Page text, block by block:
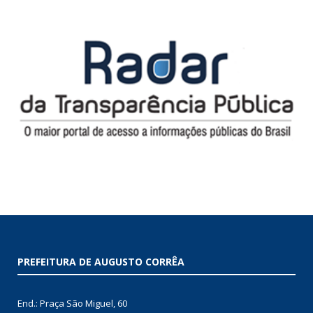
PREFEITURA DE AUGUSTO CORRÊA
End.: Praça São Miguel, 60